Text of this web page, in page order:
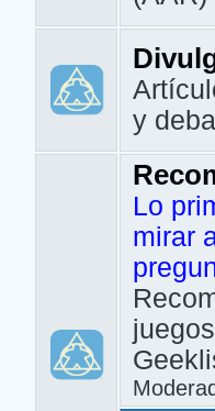
y
Lo
mirar